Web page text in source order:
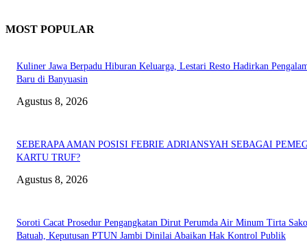
MOST POPULAR
Kuliner Jawa Berpadu Hiburan Keluarga, Lestari Resto Hadirkan
Baru di Banyuasin
Agustus 8, 2026
SEBERAPA AMAN POSISI FEBRIE ADRIANSYAH SEBAGAI
KARTU TRUF?
Agustus 8, 2026
Soroti Cacat Prosedur Pengangkatan Dirut Perumda Air Minum Tirta Sako
Batuah, Keputusan PTUN Jambi Dinilai Abaikan Hak Kontrol Publik